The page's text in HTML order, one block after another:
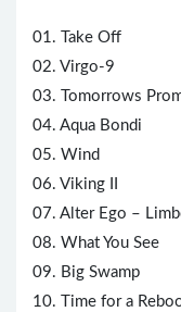
01. Take Off
02. Virgo-9
03. Tomorrows
04. Aqua Bondi
05. Wind
06. Viking II
07. Alter Ego –
08. What You See
09. Big Swamp
10. Time for a